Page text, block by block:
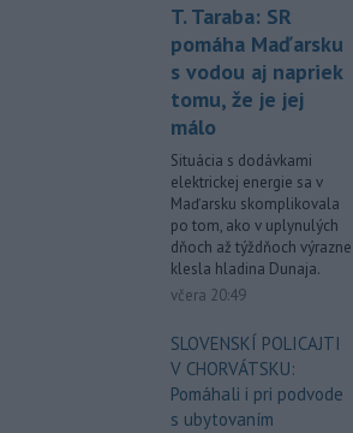
T. Taraba: SR
pomáha Maďarsku
s vodou aj napriek
tomu, že je jej
málo
Situácia s dodávkami
elektrickej energie sa v
Maďarsku skomplikovala
po tom, ako v uplynulých
dňoch až týždňoch výrazne
klesla hladina Dunaja.
včera 20:49
SLOVENSKÍ POLICAJTI
V CHORVÁTSKU:
Pomáhali i pri podvode
s ubytovaním